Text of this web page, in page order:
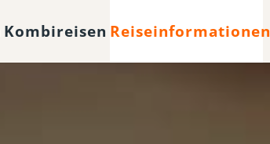
Kombireisen Reiseinformationen